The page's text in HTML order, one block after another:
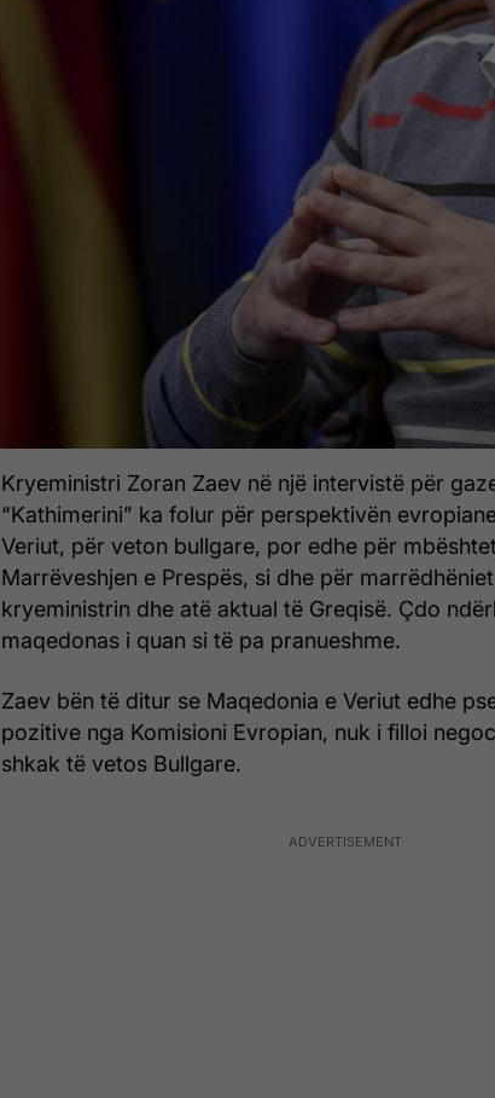
Kryeministri Zoran Zaev në një intervistë për
“Kathimerini” ka folur për perspektivën
Veriut, për veton bullgare, por edhe për
Marrëveshjen e Prespës, si dhe për
kryeministrin dhe atë aktual të Greqisë. Çdo
maqedonas i quan si të pa pranueshme.
Zaev bën të ditur se Maqedonia e Veriut edhe
pozitive nga Komisioni Evropian, nuk i filloi
shkak të vetos Bullgare.